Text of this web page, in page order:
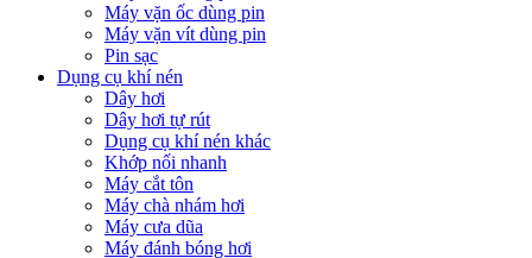
Máy vặn ốc dùng pin
Máy vặn vít dùng pin
Pin sạc
Dụng cụ khí nén
Dây hơi
Dây hơi tự rút
Dụng cụ khí nén khác
Khớp nối nhanh
Máy cắt tôn
Máy chà nhám hơi
Máy cưa dũa
Máy đánh bóng hơi